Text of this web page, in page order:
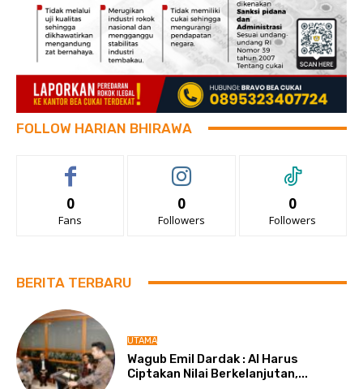
FOLLOW HARIAN BHIRAWA
0
Fans
0
Followers
0
Followers
BERITA TERBARU
UTAMA
Wagub Emil Dardak : AI Harus
Ciptakan Nilai Berkelanjutan,...